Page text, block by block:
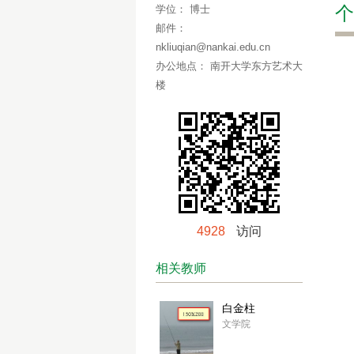
学位： 博士
邮件：
nkliuqian@nankai.edu.cn
办公地点： 南开大学东方艺术大
楼
4928 访问
相关教师
白金柱
文学院